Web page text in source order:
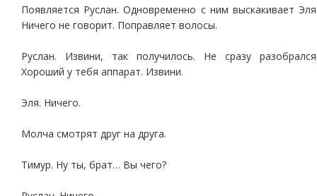
Появляется Руслан. Одновременно с ним выскакивает
Ничего не говорит. Поправляет волосы.
Руслан. Извини, так получилось. Не сразу
Хороший у тебя аппарат. Извини.
Эля. Ничего.
Молча смотрят друг на друга.
Тимур. Ну ты, брат… Вы чего?